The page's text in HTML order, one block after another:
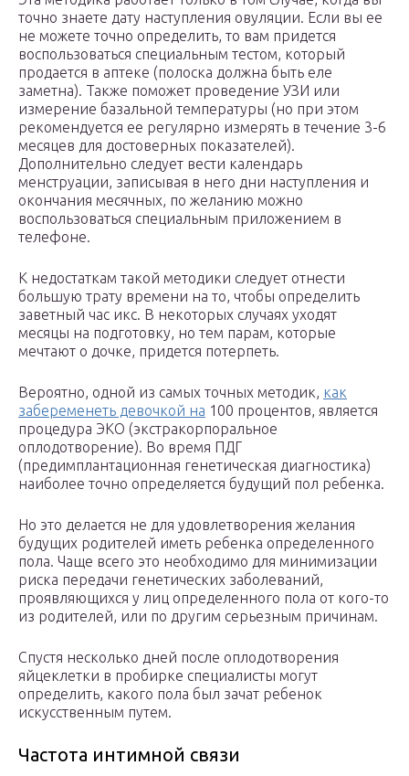
точно знаете дату наступления овуляции. Если вы ее
не можете точно определить, то вам придется
воспользоваться специальным тестом, который
продается в аптеке (полоска должна быть еле
заметна). Также поможет проведение УЗИ или
измерение базальной температуры (но при этом
рекомендуется ее регулярно измерять в течение 3-6
месяцев для достоверных показателей).
Дополнительно следует вести календарь
менструации, записывая в него дни наступления и
окончания месячных, по желанию можно
воспользоваться специальным приложением в
телефоне.
К недостаткам такой методики следует отнести
большую трату времени на то, чтобы определить
заветный час икс. В некоторых случаях уходят
месяцы на подготовку, но тем парам, которые
мечтают о дочке, придется потерпеть.
Вероятно, одной из самых точных методик, как
забеременеть девочкой на 100 процентов, является
процедура ЭКО (экстракорпоральное
оплодотворение). Во время ПДГ
(предимплантационная генетическая диагностика)
наиболее точно определяется будущий пол ребенка.
Но это делается не для удовлетворения желания
будущих родителей иметь ребенка определенного
пола. Чаще всего это необходимо для минимизации
риска передачи генетических заболеваний,
проявляющихся у лиц определенного пола от кого-то
из родителей, или по другим серьезным причинам.
Спустя несколько дней после оплодотворения
яйцеклетки в пробирке специалисты могут
определить, какого пола был зачат ребенок
искусственным путем.
Частота интимной связи